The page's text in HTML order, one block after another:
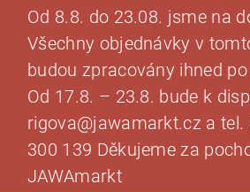
Od 8.8. do 23.08. jsme na
Všechny objednávky v
budou zpracovány ihned
Od 17.8. – 23.8. bude k
rigova@jawamarkt.cz a tel.
300 139 Děkujeme za
JAWAmarkt